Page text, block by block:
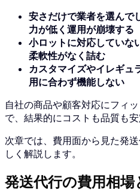
安さだけで業者を選んで
力が低く運用が崩壊する
小ロットに対応していな
柔軟性がなく詰む
カスタマイズやイレギュ
用に合わず機能しない
自社の商品や顧客対応にフィ
で、結果的にコストも品質も安
次章では、費用面から見た発
しく解説します。
発送代行の費用相場